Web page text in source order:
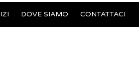
DOVE SIAMO CONTATTACI